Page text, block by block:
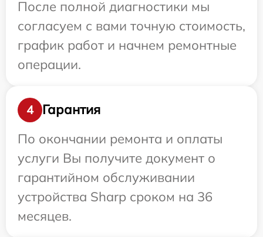
После полной диагностики мы
согласуем с вами точную стоимость,
график работ и начнем ремонтные
операции.
4
Гарантия
По окончании ремонта и оплаты
услуги Вы получите документ о
гарантийном обслуживании
устройства Sharp сроком на 36
месяцев.